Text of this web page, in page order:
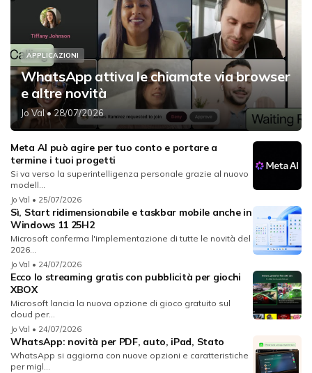
APPLICAZIONI
WhatsApp attiva le chiamate via browser
e altre novità
Jo Val• 28/07/2026
Meta AI può agire per tuo conto e portare a
termine i tuoi progetti
Si va verso la superintelligenza personale grazie al nuovo
modell...
Jo Val • 25/07/2026
Sì, Start ridimensionabile e taskbar mobile anche in
Windows 11 25H2
Microsoft conferma l'implementazione di tutte le novità del
2026...
Jo Val • 24/07/2026
Ecco lo streaming gratis con pubblicità per giochi
XBOX
Microsoft lancia la nuova opzione di gioco gratuito sul
cloud per...
Jo Val • 24/07/2026
WhatsApp: novità per PDF, auto, iPad, Stato
WhatsApp si aggiorna con nuove opzioni e caratteristiche
per migl...